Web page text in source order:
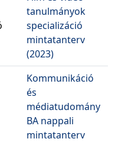
tanulmányok
specializáció
mintatanterv
(2023)
Kommunikáció
és
médiatudomány
BA nappali
mintatanterv